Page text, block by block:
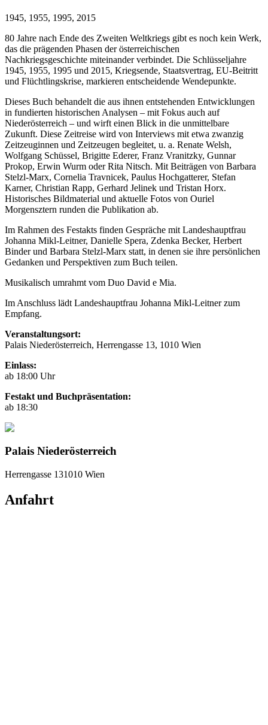
1945, 1955, 1995, 2015
80 Jahre nach Ende des Zweiten Weltkriegs gibt es noch kein Werk,
das die prägenden Phasen der österreichischen
Nachkriegsgeschichte miteinander verbindet. Die Schlüsseljahre
1945, 1955, 1995 und 2015, Kriegsende, Staatsvertrag, EU-Beitritt
und Flüchtlingskrise, markieren entscheidende Wendepunkte.
Dieses Buch behandelt die aus ihnen entstehenden Entwicklungen
in fundierten historischen Analysen – mit Fokus auch auf
Niederösterreich – und wirft einen Blick in die unmittelbare
Zukunft. Diese Zeitreise wird von Interviews mit etwa zwanzig
Zeitzeuginnen und Zeitzeugen begleitet, u. a. Renate Welsh,
Wolfgang Schüssel, Brigitte Ederer, Franz Vranitzky, Gunnar
Prokop, Erwin Wurm oder Rita Nitsch. Mit Beiträgen von Barbara
Stelzl-Marx, Cornelia Travnicek, Paulus Hochgatterer, Stefan
Karner, Christian Rapp, Gerhard Jelinek und Tristan Horx.
Historisches Bildmaterial und aktuelle Fotos von Ouriel
Morgensztern runden die Publikation ab.
Im Rahmen des Festakts finden Gespräche mit Landeshauptfrau
Johanna Mikl-Leitner, Danielle Spera, Zdenka Becker, Herbert
Binder und Barbara Stelzl-Marx statt, in denen sie ihre persönlichen
Gedanken und Perspektiven zum Buch teilen.
Musikalisch umrahmt vom Duo David e Mia.
Im Anschluss lädt Landeshauptfrau Johanna Mikl-Leitner zum
Empfang.
Veranstaltungsort:
Palais Niederösterreich, Herrengasse 13, 1010 Wien
Einlass:
ab 18:00 Uhr
Festakt und Buchpräsentation:
ab 18:30
Palais Niederösterreich
Herrengasse 131010 Wien
Anfahrt